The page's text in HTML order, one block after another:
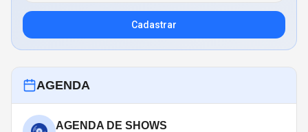
Cadastrar
AGENDA
AGENDA DE SHOWS